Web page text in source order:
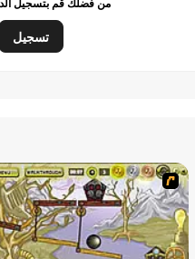
من فضلك قم بتسجيل
تسجيل